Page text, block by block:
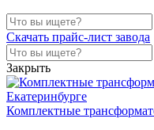
Скачать прайс-лист завода
Закрыть
Комплектные